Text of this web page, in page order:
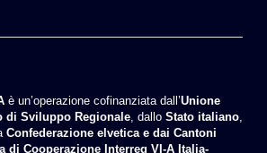
è un’operazione cofinanziata dall’Unione
di Sviluppo Regionale , dallo Stato italiano
Confederazione elvetica e dai Cantoni
di Cooperazione Interreg VI-A Italia-